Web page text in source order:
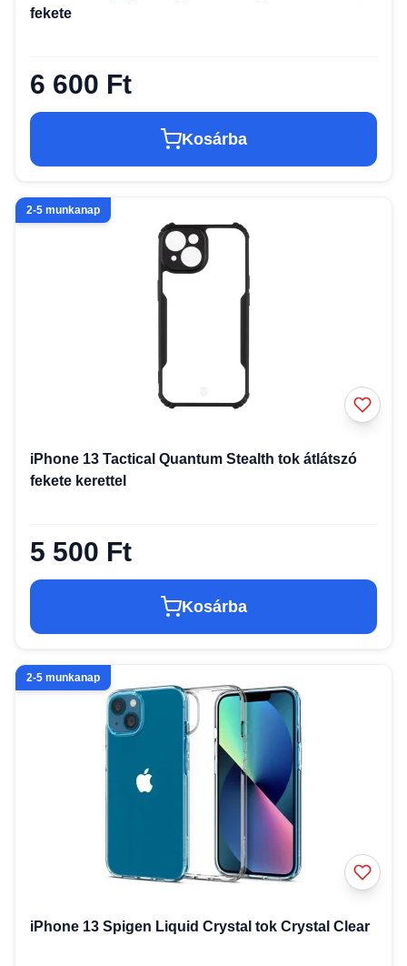
fekete
6 600 Ft
Kosárba
2-5 munkanap
iPhone 13 Tactical Quantum Stealth tok átlátszó
fekete kerettel
5 500 Ft
Kosárba
2-5 munkanap
iPhone 13 Spigen Liquid Crystal tok Crystal Clear